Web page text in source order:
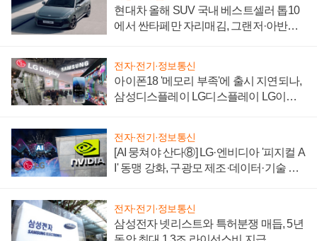
현대차 올해 SUV 국내 베스트셀러 톱10
에서 싼타페만 자리매김, 그랜저·아반떼
전자·전기·정보통신
아이폰18 '메모리 부족'에 출시 지연되나,
삼성디스플레이 LG디스플레이 LG이노
전자·전기·정보통신
[AI 뭉쳐야 산다⑧] LG·엔비디아 '피지컬 A
I' 동맹 강화, 구광모 제조·데이터·기술 결
전자·전기·정보통신
삼성전자 넷리스트와 특허분쟁 매듭, 5년